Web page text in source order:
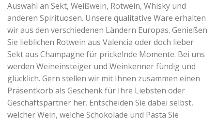
Auswahl an Sekt, Weißwein, Rotwein, Whisky und
anderen Spirituosen. Unsere qualitative Ware erhalten
wir aus den verschiedenen Ländern Europas. Genießen
Sie lieblichen Rotwein aus Valencia oder doch lieber
Sekt aus Champagne für prickelnde Momente. Bei uns
werden Weineinsteiger und Weinkenner fündig und
glücklich. Gern stellen wir mit Ihnen zusammen einen
Präsentkorb als Geschenk für Ihre Liebsten oder
Geschäftspartner her. Entscheiden Sie dabei selbst,
welcher Wein, welche Schokolade und Pasta Sie